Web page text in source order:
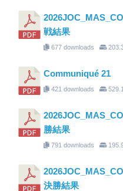
戦結果
677 downloads
Communiqué 21
421 downloads
勝結果
791 downloads
決勝結果